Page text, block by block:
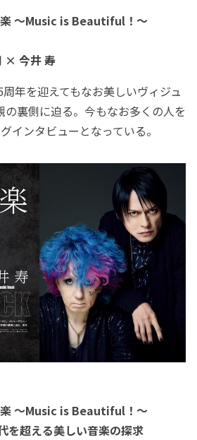
楽 ～Music is Beautiful！～
× 今井 寿
年を迎えてもなお美しいヴィジュ
の裏側に迫る。今もなお多くの人を
インタビューとなっている。
楽 ～Music is Beautiful！～
超える美しい音楽の探求